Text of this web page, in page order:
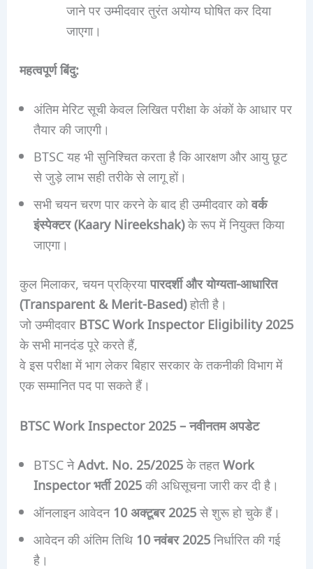
जाने पर उम्मीदवार तुरंत अयोग्य घोषित कर दिया
जाएगा।
महत्वपूर्ण बिंदु:
अंतिम मेरिट सूची केवल लिखित परीक्षा के अंकों के आधार पर
तैयार की जाएगी।
BTSC यह भी सुनिश्चित करता है कि आरक्षण और आयु छूट
से जुड़े लाभ सही तरीके से लागू हों।
सभी चयन चरण पार करने के बाद ही उम्मीदवार कोवर्क
इंस्पेक्टर (Kaary Nireekshak)के रूप में नियुक्त किया
जाएगा।
कुल मिलाकर, चयन प्रक्रियापारदर्शी और योग्यता-आधारित
(Transparent & Merit-Based)होती है।
जो उम्मीदवार BTSC Work Inspector Eligibility 2025
के सभी मानदंड पूरे करते हैं,
वे इस परीक्षा में भाग लेकर बिहार सरकार के तकनीकी विभाग में
एक सम्मानित पद पा सकते हैं।
BTSC Work Inspector 2025 – नवीनतम अपडेट
BTSC नेAdvt. No. 25/2025के तहतWork
Inspector भर्ती 2025की अधिसूचना जारी कर दी है।
ऑनलाइन आवेदन10 अक्टूबर 2025से शुरू हो चुके हैं।
आवेदन की अंतिम तिथि 10 नवंबर 2025निर्धारित की गई
है।